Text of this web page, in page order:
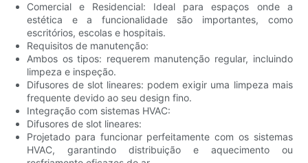
Comercial e Residencial: Ideal para espaços onde a
estética e a funcionalidade são importantes, como
escritórios, escolas e hospitais.
Requisitos de manutenção:
Ambos os tipos: requerem manutenção regular, incluindo
limpeza e inspeção.
Difusores de slot lineares: podem exigir uma limpeza mais
frequente devido ao seu design fino.
Integração com sistemas HVAC:
Difusores de slot lineares:
Projetado para funcionar perfeitamente com os sistemas
HVAC, garantindo distribuição e aquecimento ou